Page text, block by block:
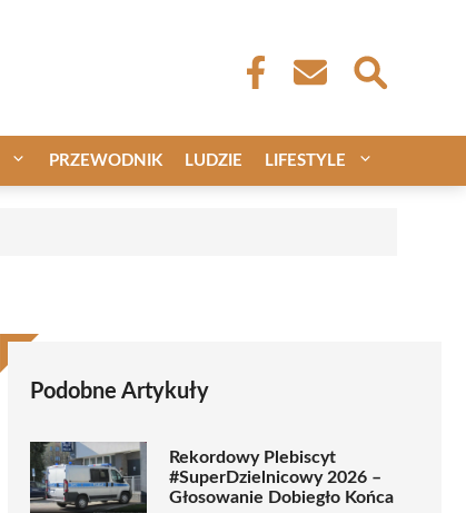
PRZEWODNIK LUDZIE LIFESTYLE
Podobne Artykuły
Rekordowy Plebiscyt
#SuperDzielnicowy 2026 –
Głosowanie Dobiegło Końca